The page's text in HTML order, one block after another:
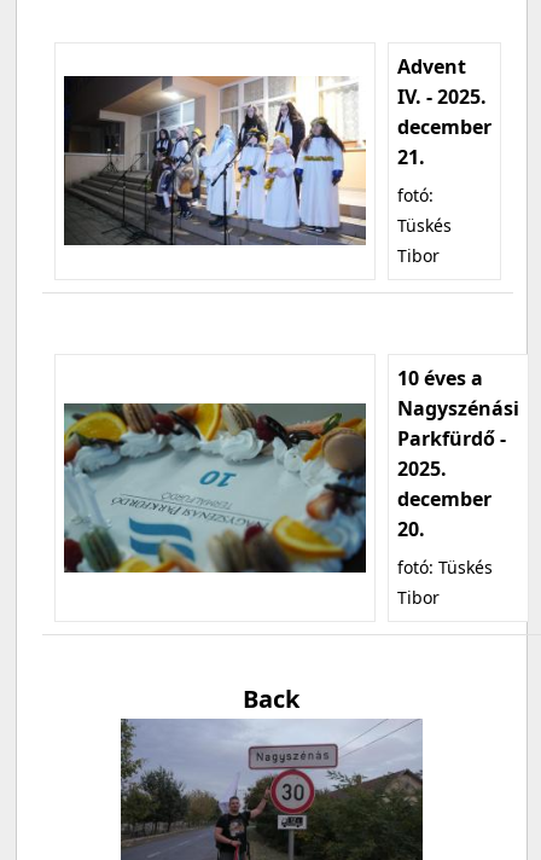
Advent
IV. - 2025.
december
21.
fotó:
Tüskés
Tibor
10 éves a
Nagyszénási
Parkfürdő -
2025.
december
20.
fotó: Tüskés
Tibor
Back